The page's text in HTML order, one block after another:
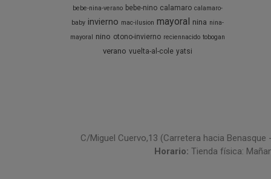
bebe-nina-verano bebe-nino calamaro calamaro-
baby invierno mac-ilusion mayoral nina nina-
mayoral
nino otono-invierno reciennacido tobogan
verano vuelta-al-cole yatsi
C/Miguel Cuervo,13 (Carretera hacia
Horario:Tienda física: